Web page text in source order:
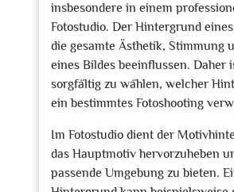
insbesondere in einem
Fotostudio. Der Hintergrund
die gesamte Ästhetik, Stimmung
eines Bildes beeinflussen. Daher
sorgfältig zu wählen, welcher
ein bestimmtes Fotoshooting
Im Fotostudio dient der
das Hauptmotiv hervorzuheben
passende Umgebung zu bieten.